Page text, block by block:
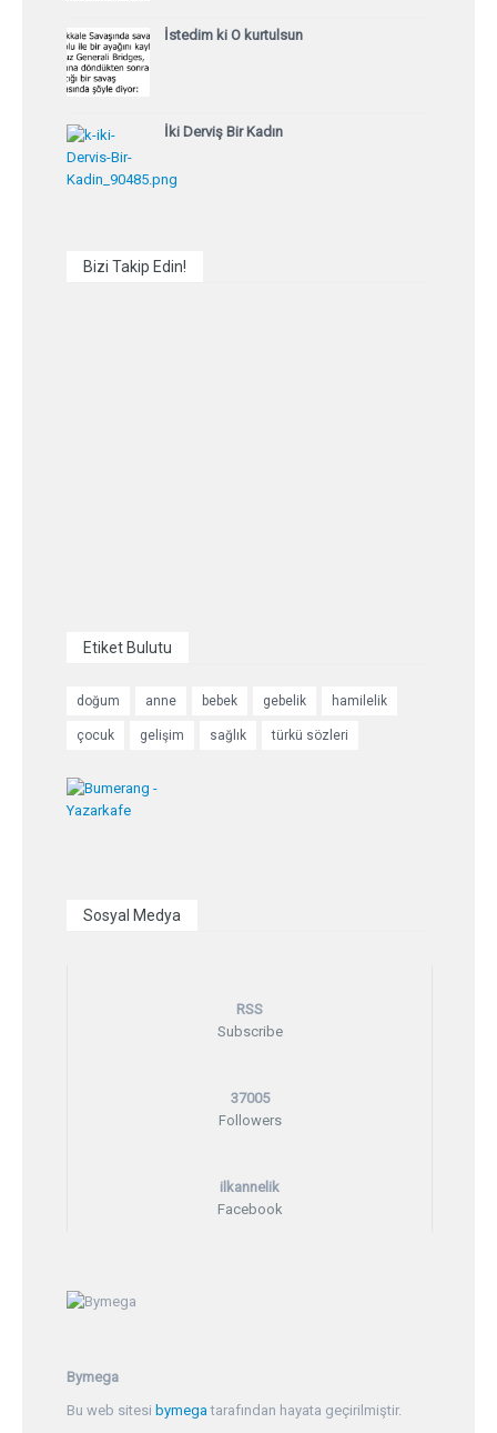
İstedim ki O kurtulsun
İki Derviş Bir Kadın
Bizi Takip Edin!
Etiket Bulutu
doğum anne bebek gebelik hamilelik
çocuk gelişim sağlık türkü sözleri
Sosyal Medya
RSS
Subscribe
37005
Followers
ilkannelik
Facebook
Bymega
Bu web sitesi bymegatarafından hayata geçirilmiştir.